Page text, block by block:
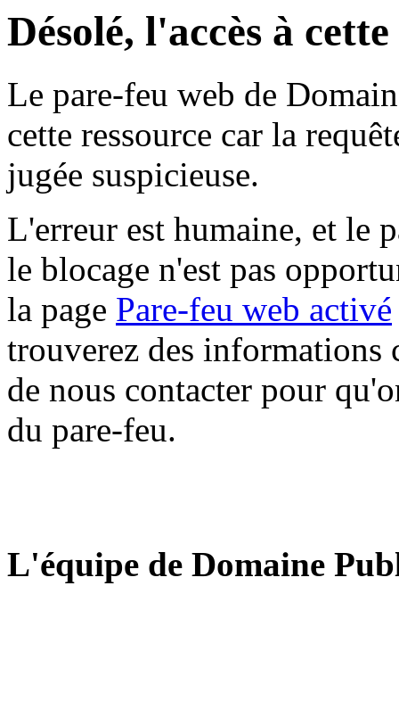
Désolé, l'accès à
Le pare-feu web de
cette ressource car la
jugée suspicieuse.
L'erreur est humaine, et le
le blocage n'est pas
la page Pare-feu web activé
trouverez des informations
de nous contacter pour
du pare-feu.
L'équipe de Domaine